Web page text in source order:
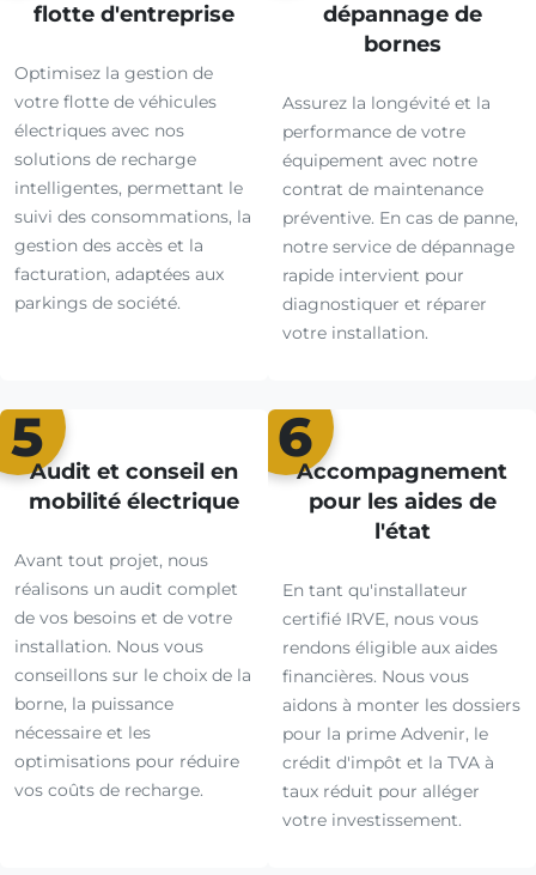
flotte d'entreprise
Optimisez la gestion de
votre flotte de véhicules
électriques avec nos
solutions de recharge
intelligentes, permettant le
suivi des consommations, la
gestion des accès et la
facturation, adaptées aux
parkings de société.
dépannage de
bornes
Assurez la longévité et la
performance de votre
équipement avec notre
contrat de maintenance
préventive. En cas de panne,
notre service de dépannage
rapide intervient pour
diagnostiquer et réparer
votre installation.
5
Audit et conseil en
mobilité électrique
Avant tout projet, nous
réalisons un audit complet
de vos besoins et de votre
installation. Nous vous
conseillons sur le choix de la
borne, la puissance
nécessaire et les
optimisations pour réduire
vos coûts de recharge.
6
Accompagnement
pour les aides de
l'état
En tant qu'installateur
certifié IRVE, nous vous
rendons éligible aux aides
financières. Nous vous
aidons à monter les dossiers
pour la prime Advenir, le
crédit d'impôt et la TVA à
taux réduit pour alléger
votre investissement.